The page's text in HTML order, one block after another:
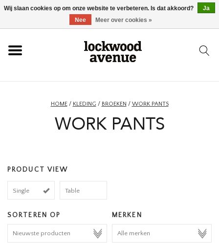
HOME
ACCESSOIRES
HOMEWARE
HOME/ KLEDING / BROEKEN / WORK PANTS
WORK PANTS
PRODUCT VIEW
Single Table
SORTEREN OP MERKEN
Wij slaan cookies op om onze website te verbeteren. Is dat akkoord?
Ja
Nee
Meer over cookies »